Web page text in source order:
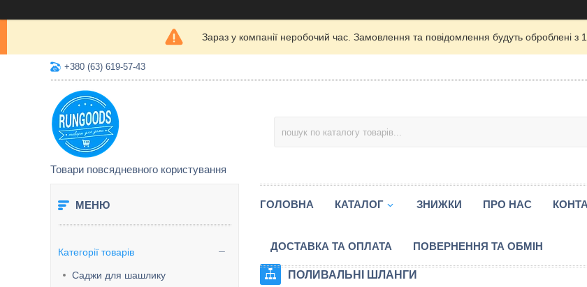
Зараз у компанії неробочий час. Замовлення та повідомлення будуть оброблені з
+380 (63) 619-57-43
Товари повсядневного користування
Категорії товарів
Саджи для шашлику
ГОЛОВНА КАТАЛОГ ЗНИЖКИ ПРО НАС
ДОСТАВКА ТА ОПЛАТА ПОВЕРНЕННЯ ТА ОБМІН
ПОЛИВАЛЬНІ ШЛАНГИ